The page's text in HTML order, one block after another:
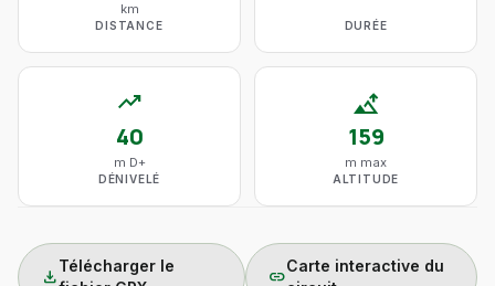
km
DISTANCE DURÉE
trending_up
40
m D+
DÉNIVELÉ
altitude
159
m max
ALTITUDE
download
Télécharger le
link
Carte interactive du